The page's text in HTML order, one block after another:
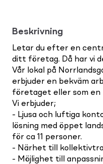
Beskrivning
Letar du efter en
ditt företag. Då har vi
Vår lokal på
erbjuder en bekväm
företaget eller som
Vi erbjuder;
- Ljusa och luftiga
lösning med öppet
för ca 11 personer.
- Närhet till
- Möjlighet till